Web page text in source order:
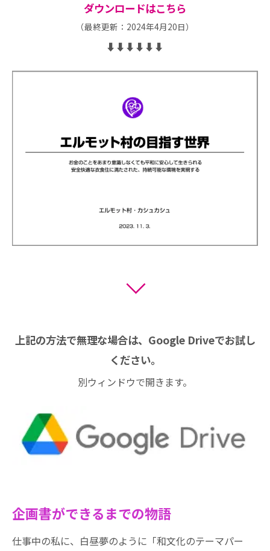
ダウンロードはこちら
（最終更新：2024年4月20日）
⬇︎⬇︎⬇︎⬇︎⬇︎⬇︎
上記の方法で無理な場合は、Google Driveでお試し
ください。
別ウィンドウで開きます。
企画書ができるまでの物語
仕事中の私に、白昼夢のように「和文化のテーマパー